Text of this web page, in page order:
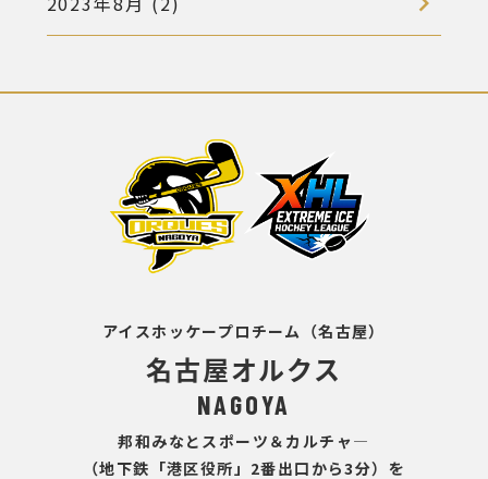
アイスホッケープロチーム（名古屋）
名古屋オルクス
NAGOYA
邦和みなとスポーツ＆カルチャ―
（地下鉄「港区役所」2番出口から3分）を